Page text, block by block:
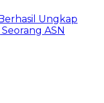
Ungkap
ASN